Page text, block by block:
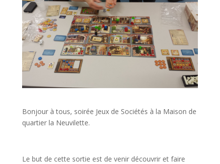
Bonjour à tous, soirée Jeux de Sociétés à la Maison de
quartier la Neuvilette.
Le but de cette sortie est de venir découvrir et faire